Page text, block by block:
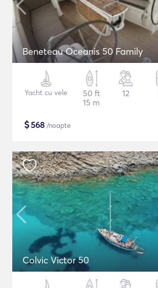
Beneteau Oceanis 50 Family
Yacht cu vele
50 ft
15 m
12
$568 /noapte
Colvic Victor 50